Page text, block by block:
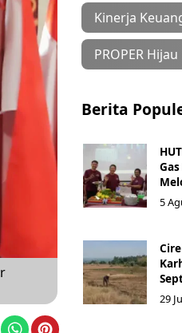
Kinerja
PROPER Hijau
Berita
5
29